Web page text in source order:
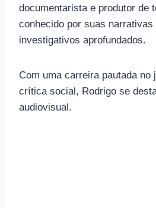
documentarista e produtor de
conhecido por suas
investigativos aprofundados.
Com uma carreira pautada no
crítica social, Rodrigo se
audiovisual.